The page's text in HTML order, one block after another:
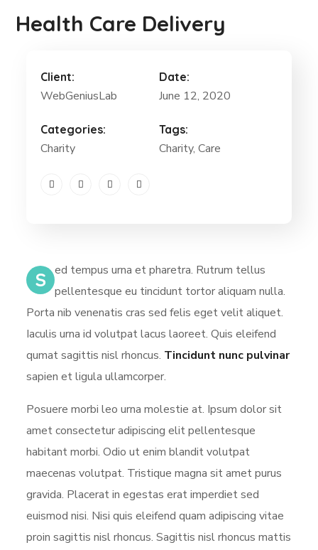
Health Care Delivery
S
ed tempus urna et pharetra. Rutrum tellus
pellentesque eu tincidunt tortor aliquam nulla.
Porta nib venenatis cras sed felis eget velit aliquet.
Iaculis urna id volutpat lacus laoreet. Quis eleifend
qumat sagittis nisl rhoncus. Tincidunt nunc pulvinar
sapien et ligula ullamcorper.
Posuere morbi leo urna molestie at. Ipsum dolor sit
amet consectetur adipiscing elit pellentesque
habitant morbi. Odio ut enim blandit volutpat
maecenas volutpat. Tristique magna sit amet purus
gravida. Placerat in egestas erat imperdiet sed
euismod nisi. Nisi quis eleifend quam adipiscing vitae
proin sagittis nisl rhoncus. Sagittis nisl rhoncus mattis
Client:
WebGeniusLab
Date:
June 12, 2020
Categories:
Charity
Tags:
Charity, Care